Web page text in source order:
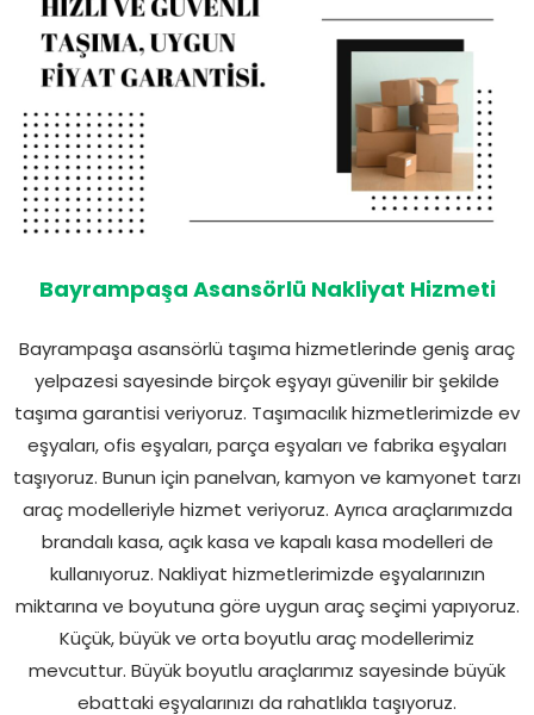
Bayrampaşa Asansörlü Nakliyat Hizmeti
Bayrampaşa asansörlü taşıma hizmetlerinde geniş araç
yelpazesi sayesinde birçok eşyayı güvenilir bir şekilde
taşıma garantisi veriyoruz. Taşımacılık hizmetlerimizde ev
eşyaları, ofis eşyaları, parça eşyaları ve fabrika eşyaları
taşıyoruz. Bunun için panelvan, kamyon ve kamyonet tarzı
araç modelleriyle hizmet veriyoruz. Ayrıca araçlarımızda
brandalı kasa, açık kasa ve kapalı kasa modelleri de
kullanıyoruz. Nakliyat hizmetlerimizde eşyalarınızın
miktarına ve boyutuna göre uygun araç seçimi yapıyoruz.
Küçük, büyük ve orta boyutlu araç modellerimiz
mevcuttur. Büyük boyutlu araçlarımız sayesinde büyük
ebattaki eşyalarınızı da rahatlıkla taşıyoruz.